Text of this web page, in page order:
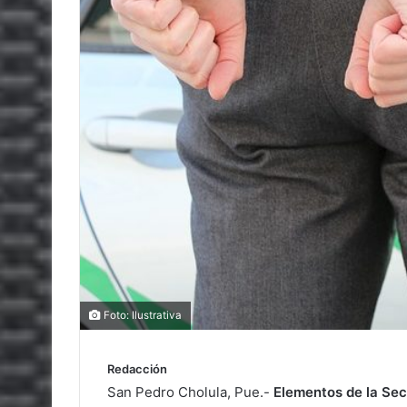
Foto: Ilustrativa
Redacción
San Pedro Cholula, Pue.- Elementos de la